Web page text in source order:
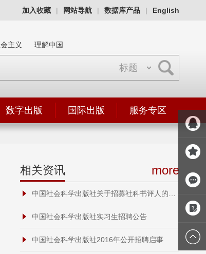
加入收藏 | 网站导航 | 数据库产品 | English
主义 理解中国
数字出版 国际出版 服务专区
相关资讯 more
中国社会科学出版社实习生招聘公告
中国社会科学出版社2016年公开招聘启事